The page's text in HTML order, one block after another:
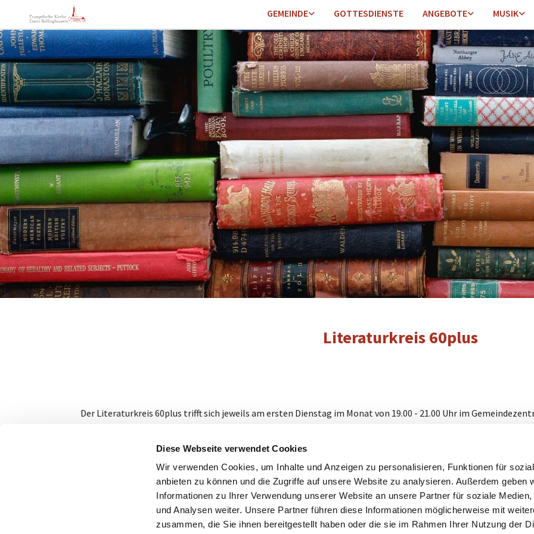
Diese Webseite verwendet Cookies
Wir verwenden Cookies, um Inhalte und Anzeigen zu personalisieren, Funktionen für
anbieten zu können und die Zugriffe auf unsere Website zu analysieren. Außerdem geben
Informationen zu Ihrer Verwendung unserer Website an unsere Partner für soziale Medien,
und Analysen weiter. Unsere Partner führen diese Informationen möglicherweise mit
zusammen, die Sie ihnen bereitgestellt haben oder die sie im Rahmen Ihrer Nutzung der
GEMEINDE GOTTESDIENSTE ANGEBOTE MUSIK
Literaturkreis 60plus
Der Literaturkreis 60plus trifft sich jeweils am ersten Dienstag im Monat von 19.00 - 21.00 Uhr im
Impressum Datenschutzerklärung ChurchDesk-Login